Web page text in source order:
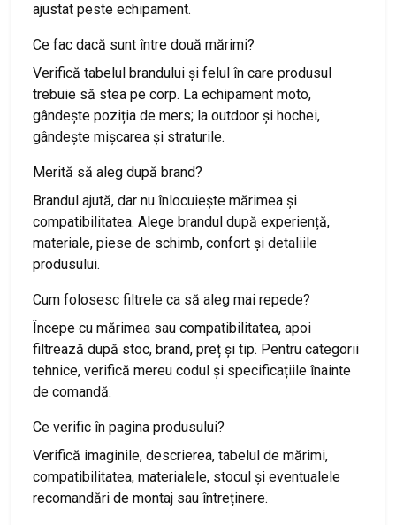
ajustat peste echipament.
Ce fac dacă sunt între două mărimi?
Verifică tabelul brandului și felul în care produsul
trebuie să stea pe corp. La echipament moto,
gândește poziția de mers; la outdoor și hochei,
gândește mișcarea și straturile.
Merită să aleg după brand?
Brandul ajută, dar nu înlocuiește mărimea și
compatibilitatea. Alege brandul după experiență,
materiale, piese de schimb, confort și detaliile
produsului.
Cum folosesc filtrele ca să aleg mai repede?
Începe cu mărimea sau compatibilitatea, apoi
filtrează după stoc, brand, preț și tip. Pentru categorii
tehnice, verifică mereu codul și specificațiile înainte
de comandă.
Ce verific în pagina produsului?
Verifică imaginile, descrierea, tabelul de mărimi,
compatibilitatea, materialele, stocul și eventualele
recomandări de montaj sau întreținere.